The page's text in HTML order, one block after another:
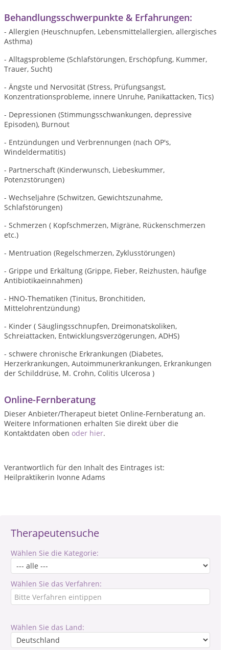
Therapeutensuche
Wählen Sie die Kategorie:
Wählen Sie das Verfahren:
Wählen Sie das Land:
Behandlungsschwerpunkte & Erfahrungen:
- Allergien (Heuschnupfen, Lebensmittelallergien, allergisches
Asthma)
- Alltagsprobleme (Schlafstörungen, Erschöpfung, Kummer,
Trauer, Sucht)
- Ängste und Nervosität (Stress, Prüfungsangst,
Konzentrationsprobleme, innere Unruhe, Panikattacken, Tics)
- Depressionen (Stimmungsschwankungen, depressive
Episoden), Burnout
- Entzündungen und Verbrennungen (nach OP's,
Windeldermatitis)
- Partnerschaft (Kinderwunsch, Liebeskummer,
Potenzstörungen)
- Wechseljahre (Schwitzen, Gewichtszunahme,
Schlafstörungen)
- Schmerzen ( Kopfschmerzen, Migräne, Rückenschmerzen
etc.)
- Mentruation (Regelschmerzen, Zyklusstörungen)
- Grippe und Erkältung (Grippe, Fieber, Reizhusten, häufige
Antibiotikaeinnahmen)
- HNO-Thematiken (Tinitus, Bronchitiden,
Mittelohrentzündung)
- Kinder ( Säuglingsschnupfen, Dreimonatskoliken,
Schreiattacken, Entwicklungsverzögerungen, ADHS)
- schwere chronische Erkrankungen (Diabetes,
Herzerkrankungen, Autoimmunerkrankungen, Erkrankungen
der Schilddrüse, M. Crohn, Colitis Ulcerosa )
Online-Fernberatung
Dieser Anbieter/Therapeut bietet Online-Fernberatung an.
Weitere Informationen erhalten Sie direkt über die
Kontaktdaten oben oder hier.
Verantwortlich für den Inhalt des Eintrages ist:
Heilpraktikerin Ivonne Adams